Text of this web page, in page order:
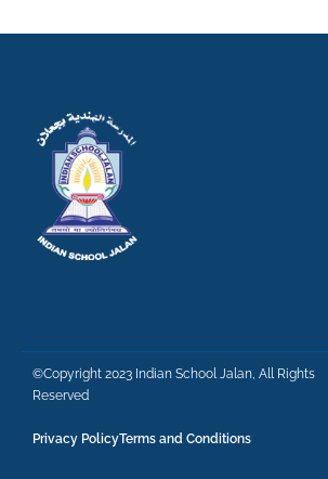
©Copyright 2023 Indian School Jalan, All Rights
Reserved
Privacy PolicyTerms and Conditions